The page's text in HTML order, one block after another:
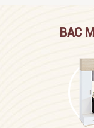
ВАС